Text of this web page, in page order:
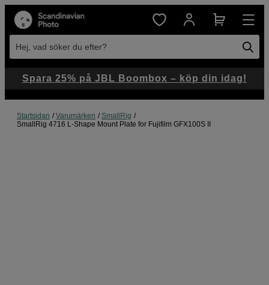
Hej, vad söker du efter?
Startsidan Varumärken
SmallRig
SmallRig 4716 L-Shape Mount Plate for Fujifilm GFX100S II
Spara 25% på JBL Boombox – köp din idag!